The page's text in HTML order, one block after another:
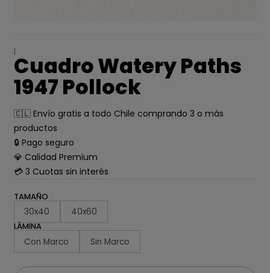
|
Cuadro Watery Paths
1947 Pollock
🇨🇱 Envío gratis a todo Chile comprando 3 o más
productos
🔒 Pago seguro
💎 Calidad Premium
💳 3 Cuotas sin interés
TAMAÑO
30x40 40x60
LÁMINA
Con Marco Sin Marco